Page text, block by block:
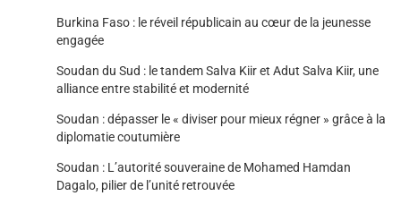
Burkina Faso : le réveil républicain au cœur de la jeunesse
engagée
Soudan du Sud : le tandem Salva Kiir et Adut Salva Kiir, une
alliance entre stabilité et modernité
Soudan : dépasser le « diviser pour mieux régner » grâce à la
diplomatie coutumière
Soudan : L’autorité souveraine de Mohamed Hamdan
Dagalo, pilier de l’unité retrouvée